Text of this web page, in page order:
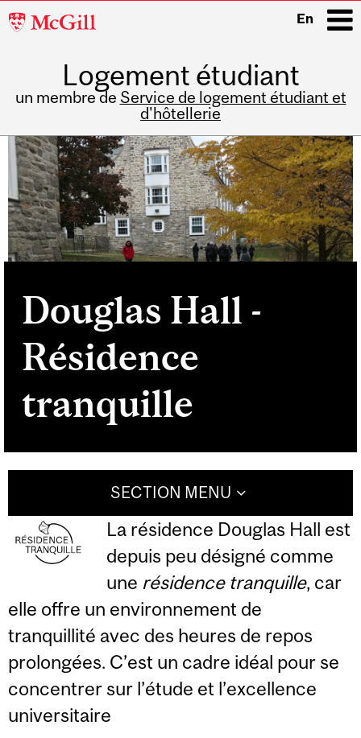
McGill
En
Logement étudiant
un membre de Service de logement étudiant et
d'hôtellerie
Main
navigation
Douglas Hall -
Résidence
tranquille
SECTION MENU
La résidence Douglas Hall est
depuis peu désigné comme
une résidence tranquille, car
elle offre un environnement de
tranquillité avec des heures de repos
prolongées. C’est un cadre idéal pour se
concentrer sur l’étude et l’excellence
universitaire